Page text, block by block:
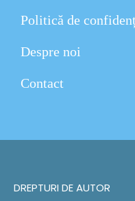
Politică de
Despre noi
Contact
DREPTURI DE AUTOR